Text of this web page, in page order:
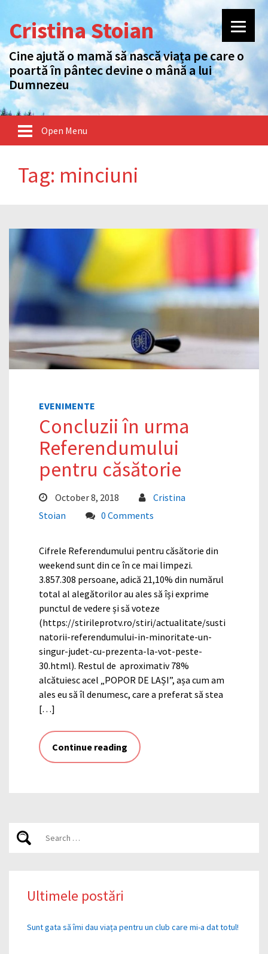
Cristina Stoian
Cine ajută o mamă să nască viața pe care o
poartă în pântec devine o mână a lui
Dumnezeu
Open Menu
Tag: minciuni
EVENIMENTE
Concluzii în urma
Referendumului
pentru căsătorie
October 8, 2018
Cristina
Stoian
0 Comments
Cifrele Referendumului pentru căsătorie din
weekend sunt din ce în ce mai limpezi.
3.857.308 persoane, adică 21,10% din numărul
total al alegătorilor au ales să își exprime
punctul de vedere și să voteze
(https://stirileprotv.ro/stiri/actualitate/susti
natorii-referendumului-in-minoritate-un-
singur-judet-cu-prezenta-la-vot-peste-
30.html). Restul de aproximativ 78%
alcătuiesc acel „POPOR DE LAȘI”, așa cum am
ales eu să îl denumesc, care a preferat să stea
[…]
Continue reading
Ultimele postări
Sunt gata să îmi dau viața pentru un club care mi-a dat totul!